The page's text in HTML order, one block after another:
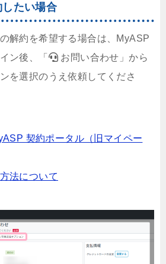
たい場合
解約を希望する場合は、MyASP
ン後、「
お問い合わせ」から
を選択のうえ依頼してくださ
契約ポータル（旧マイペー
法について